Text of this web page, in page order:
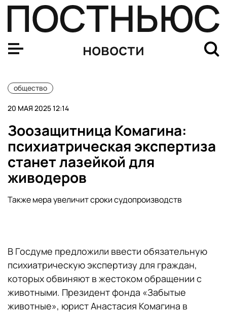
новости
общество
20 МАЯ 2025 12:14
Зоозащитница Комагина:
психиатрическая экспертиза
станет лазейкой для
живодеров
Также мера увеличит сроки судопроизводств
В Госдуме предложили ввести обязательную
психиатрическую экспертизу для граждан,
которых обвиняют в жестоком обращении с
животными. Президент фонда «Забытые
животные», юрист Анастасия Комагина в
ФНС ликвидирует агентство «Городские проекты»